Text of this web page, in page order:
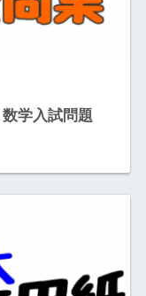
学入試問題